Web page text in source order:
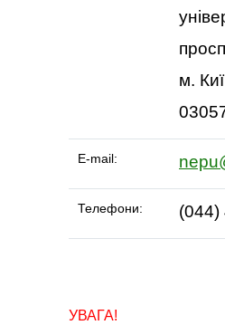
м.
E-mail:
Телефони:
УВАГА!